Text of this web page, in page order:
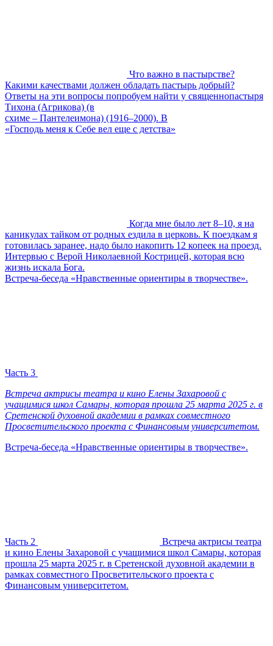
Что важно в пастырстве?
Какими качествами должен обладать пастырь добрый?
Ответы на эти вопросы попробуем найти у священнопастыря
Тихона (Агрикова) (в
схиме – Пантелеимона) (1916–2000). В
«Господь меня к Себе вел еще с детства»
Когда мне было лет 8–10, я на
каникулах тайком от родных ездила в церковь. К поездкам я
готовилась заранее, надо было накопить 12 копеек на проезд.
Интервью с Верой Николаевной Кострицей, которая всю
жизнь искала Бога.
Встреча-беседа «Нравственные ориентиры в творчестве».
Часть 3
Встреча актрисы театра и кино Елены Захаровой с
учащимися школ Самары, которая прошла 25 марта 2025 г. в
Сретенской духовной академии в рамках совместного
Просветительского проекта с Финансовым университетом.
Встреча-беседа «Нравственные ориентиры в творчестве».
Часть 2
Встреча актрисы театра
и кино Елены Захаровой с учащимися школ Самары, которая
прошла 25 марта 2025 г. в Сретенской духовной академии в
рамках совместного Просветительского проекта с
Финансовым университетом.